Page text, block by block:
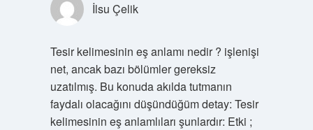
İlsu Çelik
Tesir kelimesinin eş anlamı nedir ? işlenişi
net, ancak bazı bölümler gereksiz
uzatılmış. Bu konuda akılda tutmanın
faydalı olacağını düşündüğüm detay: Tesir
kelimesinin eş anlamlıları şunlardır: Etki ;